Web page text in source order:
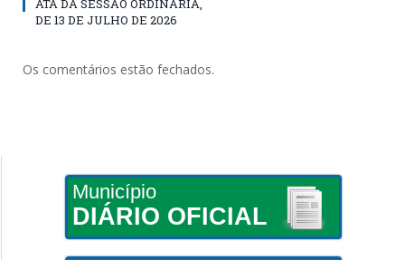
ATA DA SESSÃO ORDINÁRIA,
DE 13 DE JULHO DE 2026
Os comentários estão fechados.
Município
DIÁRIO OFICIAL